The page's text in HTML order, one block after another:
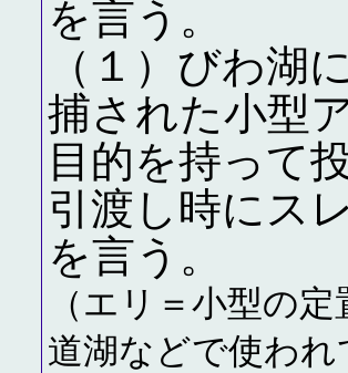
を言う。
（１）びわ湖
捕された小型
目的を持って
引渡し時にス
を言う。
（エリ＝小型の
道湖などで使わ